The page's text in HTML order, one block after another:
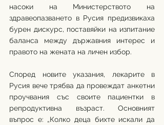
насоки на Министерството на
здравеопазването в Русия предизвикаха
бурен дискурс, поставяйки на изпитание
баланса между държавния интерес и
правото на жената на личен избор.
Според новите указания, лекарите в
Русия вече трябва да провеждат анкетни
проучвания със своите пациентки в
репродуктивна възраст. Основният
въпрос е: „Колко деца бихте искали да